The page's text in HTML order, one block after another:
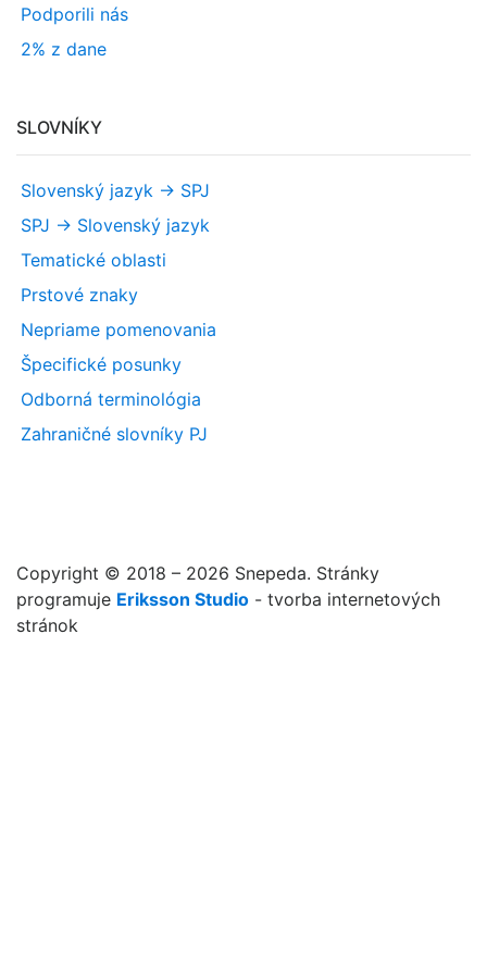
Podporili nás
2% z dane
SLOVNÍKY
Slovenský jazyk -> SPJ
SPJ -> Slovenský jazyk
Tematické oblasti
Prstové znaky
Nepriame pomenovania
Špecifické posunky
Odborná terminológia
Zahraničné slovníky PJ
Copyright © 2018 – 2026 Snepeda. Stránky
programuje Eriksson Studio - tvorba internetových
stránok